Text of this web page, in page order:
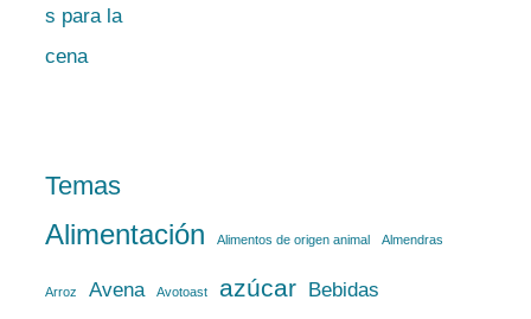
Temas
Alimentación Alimentos de origen animal Almendras
Arroz Avena Avotoast azúcar
Bebidas